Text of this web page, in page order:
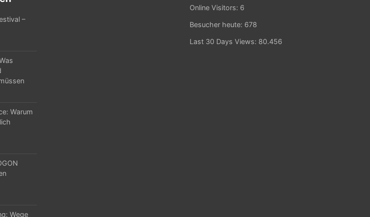
–
Warum
Wege
Online Visitors: 6
Besucher heute: 678
Last 30 Days Views: 80.456